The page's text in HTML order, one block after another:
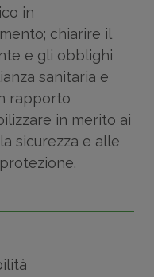
in
chiarire il
e gli obblighi
sanitaria e
rapporto
in merito ai
sicurezza e alle